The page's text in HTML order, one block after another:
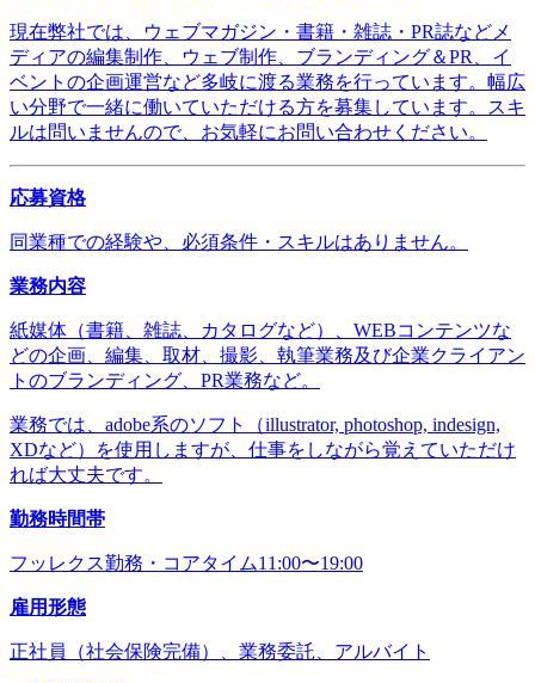
現在弊社では、ウェブマガジン・書籍・雑誌・PR誌などメ
ディアの編集制作、ウェブ制作、ブランディング＆PR、イ
ベントの企画運営など多岐に渡る業務を行っています。幅広
い分野で一緒に働いていただける方を募集しています。スキ
ルは問いませんので、お気軽にお問い合わせください。
応募資格
同業種での経験や、必須条件・スキルはありません。
業務内容
紙媒体（書籍、雑誌、カタログなど）、WEBコンテンツな
どの企画、編集、取材、撮影、執筆業務及び企業クライアン
トのブランディング、PR業務など。
業務では、adobe系のソフト（illustrator, photoshop, indesign,
XDなど）を使用しますが、仕事をしながら覚えていただけ
れば大丈夫です。
勤務時間帯
フッレクス勤務・コアタイム11:00〜19:00
雇用形態
正社員（社会保険完備）、業務委託、アルバイト